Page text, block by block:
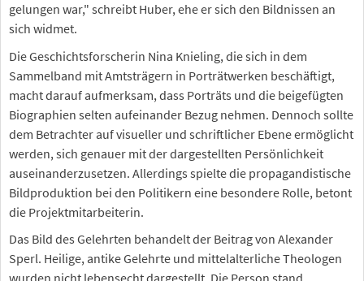
gelungen war," schreibt Huber, ehe er sich den Bildnissen an
sich widmet.
Die Geschichtsforscherin Nina Knieling, die sich in dem
Sammelband mit Amtsträgern in Porträtwerken beschäftigt,
macht darauf aufmerksam, dass Porträts und die beigefügten
Biographien selten aufeinander Bezug nehmen. Dennoch sollte
dem Betrachter auf visueller und schriftlicher Ebene ermöglicht
werden, sich genauer mit der dargestellten Persönlichkeit
auseinanderzusetzen. Allerdings spielte die propagandistische
Bildproduktion bei den Politikern eine besondere Rolle, betont
die Projektmitarbeiterin.
Das Bild des Gelehrten behandelt der Beitrag von Alexander
Sperl. Heilige, antike Gelehrte und mittelalterliche Theologen